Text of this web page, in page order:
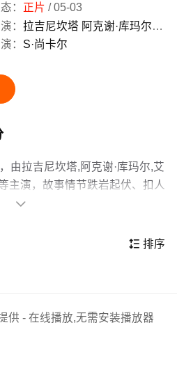
： 正片 /05-03
： 拉吉尼坎塔 阿克谢·库玛尔 艾
： S·尚卡尔
由拉吉尼坎塔,阿克谢·库玛尔,艾
主演，故事情节跌岩起伏、扣人
和观众们都期待不已。
运营老板、国家电信部高官等
然出现，大开杀戒，向所有手
…… 危机时刻，科学家瓦西博
助理妮娜（艾米•杰克逊 饰）的
启机器人“七弟”，他将如何变
亦正亦邪的势力开启昏天黑
在当期同类题材影片中具有一
情架构上也都有不错的亮点，
适合喜欢科幻类电影的观众观

 排序
供 - 在线播放,无需安装播放器